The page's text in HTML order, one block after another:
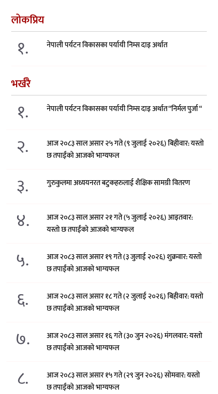
लोकप्रिय
१. नेपाली पर्यटन विकासका पर्यायी निम्स दाइ अर्थात
भर्खरै
१. नेपाली पर्यटन विकासका पर्यायी निम्स दाइ अर्थात “निर्मल पुर्जा “
२.
आज २०८३ साल असार २५ गते (९ जुलाई २०२६) बिहीवार: यस्तो
छ तपाईंको आजको भाग्यफल
३. गुरुकुलमा अध्ययनरत बटुकहरुलाई शैक्षिक सामग्री वितरण
४.
आज २०८३ साल असार २१ गते (५ जुलाई २०२६) आइतवार:
यस्तो छ तपाईंको आजको भाग्यफल
५.
आज २०८३ साल असार १९ गते (३ जुलाई २०२६) शुक्रवार: यस्तो
छ तपाईंको आजको भाग्यफल
६.
आज २०८३ साल असार १८ गते (२ जुलाई २०२६) बिहीवार: यस्तो
छ तपाईंको आजको भाग्यफल
७.
आज २०८३ साल असार १६ गते (३० जुन २०२६) मंगलवार: यस्तो
छ तपाईंको आजको भाग्यफल
८.
आज २०८३ साल असार १५ गते (२९ जुन २०२६) साेमवार: यस्तो
छ तपाईंको आजको भाग्यफल